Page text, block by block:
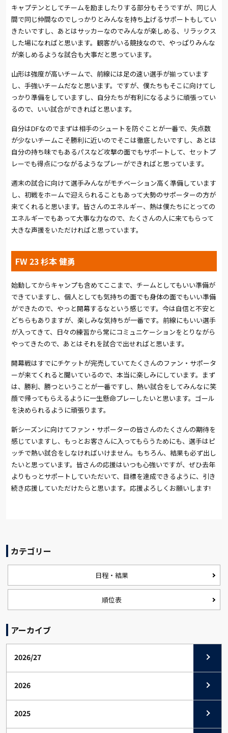
キャプテンとしてチームを励ましたりする部分もそうですが、同じ人
間で同じ仲間なのでしっかりとみんなを持ち上げるサポートもしてい
きたいですし、あとはサッカーなのでみんなが楽しめる、リラックス
した場になればと思います。観客がいる競技なので、やっぱりみんな
が楽しめるような試合も大事だと思っています。
山形は強度が高いチームで、前線には足の速い選手が揃っています
し、手強いチームだなと思います。ですが、僕たちもそこに向けてし
っかり準備をしていますし、自分たちが有利になるように頑張ってい
るので、いい試合ができればと思います。
自分はDFなのでまずは相手のシュートを防ぐことが一番で、失点数
が少ないチームこそ勝利に近いのでそこは徹底したいですし、あとは
自分の持ち味でもあるパスなど攻撃の面でもサポートして、セットプ
レーでも得点につながるようなプレーができればと思っています。
週末の試合に向けて選手みんながモチベーション高く準備しています
し、初戦をホームで迎えられることもあって大勢のサポーターの方が
来てくれると思います。皆さんのエネルギー、熱は僕たちにとっての
エネルギーでもあって大事な力なので、たくさんの人に来てもらって
大きな声援をいただければと思っています。
FW 23 杉本 健勇
始動してからキャンプも含めてここまで、チームとしてもいい準備が
できていますし、個人としても気持ちの面でも身体の面でもいい準備
ができたので、やっと開幕するなという感じです。今は自信と不安と
どちらもありますが、楽しみな気持ちが一番です。前線にもいい選手
が入ってきて、日々の練習から常にコミュニケーションをとりながら
やってきたので、あとはそれを試合で出せればと思います。
開幕戦はすでにチケットが完売していてたくさんのファン・サポータ
ーが来てくれると聞いているので、本当に楽しみにしています。まず
は、勝利、勝つということが一番ですし、熱い試合をしてみんなに笑
顔で帰ってもらえるように一生懸命プレーしたいと思います。ゴール
を決められるように頑張ります。
新シーズンに向けてファン・サポーターの皆さんのたくさんの期待を
感じていますし、もっとお客さんに入ってもらうためにも、選手はピ
ッチで熱い試合をしなければいけません。もちろん、結果も必ず出し
たいと思っています。皆さんの応援はいつも心強いですが、ぜひ去年
よりもっとサポートしていただいて、目標を達成できるように、引き
続き応援していただけたらと思います。応援よろしくお願いします!
カテゴリー
日程・結果
順位表
アーカイブ
2026/27
2026
2025